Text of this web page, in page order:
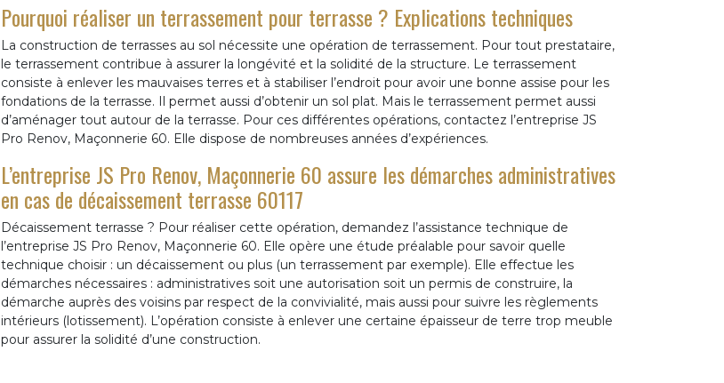
Pourquoi réaliser un terrassement pour terrasse ? Explications techniques
La construction de terrasses au sol nécessite une opération de terrassement. Pour tout prestataire,
le terrassement contribue à assurer la longévité et la solidité de la structure. Le terrassement
consiste à enlever les mauvaises terres et à stabiliser l’endroit pour avoir une bonne assise pour les
fondations de la terrasse. Il permet aussi d’obtenir un sol plat. Mais le terrassement permet aussi
d’aménager tout autour de la terrasse. Pour ces différentes opérations, contactez l’entreprise JS
Pro Renov, Maçonnerie 60. Elle dispose de nombreuses années d’expériences.
L’entreprise JS Pro Renov, Maçonnerie 60 assure les démarches administratives
en cas de décaissement terrasse 60117
Décaissement terrasse ? Pour réaliser cette opération, demandez l’assistance technique de
l’entreprise JS Pro Renov, Maçonnerie 60. Elle opère une étude préalable pour savoir quelle
technique choisir : un décaissement ou plus (un terrassement par exemple). Elle effectue les
démarches nécessaires : administratives soit une autorisation soit un permis de construire, la
démarche auprès des voisins par respect de la convivialité, mais aussi pour suivre les règlements
intérieurs (lotissement). L’opération consiste à enlever une certaine épaisseur de terre trop meuble
pour assurer la solidité d’une construction.